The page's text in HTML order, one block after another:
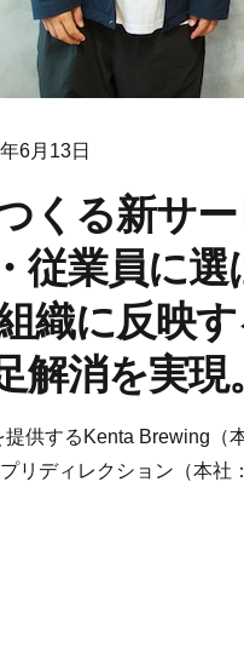
6月13日
くる新サ
従業員に
織に反映
解消を実現。
供するKenta Brewing（
リディレクション（本社